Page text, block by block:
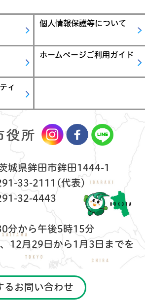
個人情報保護等について
ホームページご利用ガイド
ィ
城県鉾田市鉾田1444-1
33-2111(代表)
32-4443
分から午後5時15分
12月29日から1月3日までを
るお問い合わせ